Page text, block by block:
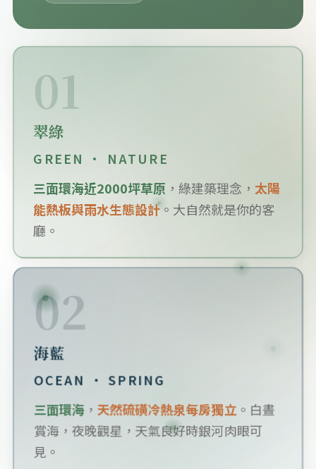
01
翠綠
GREEN · NATURE
三面環海近2000坪草原 ，綠建築理念， 太陽
能熱板與雨水生態設計。大自然就是你的客
廳。
02
海藍
OCEAN · SPRING
三面環海， 天然硫磺冷熱泉每房獨立 。白晝
賞海，夜晚觀星，天氣良好時銀河肉眼可
見。